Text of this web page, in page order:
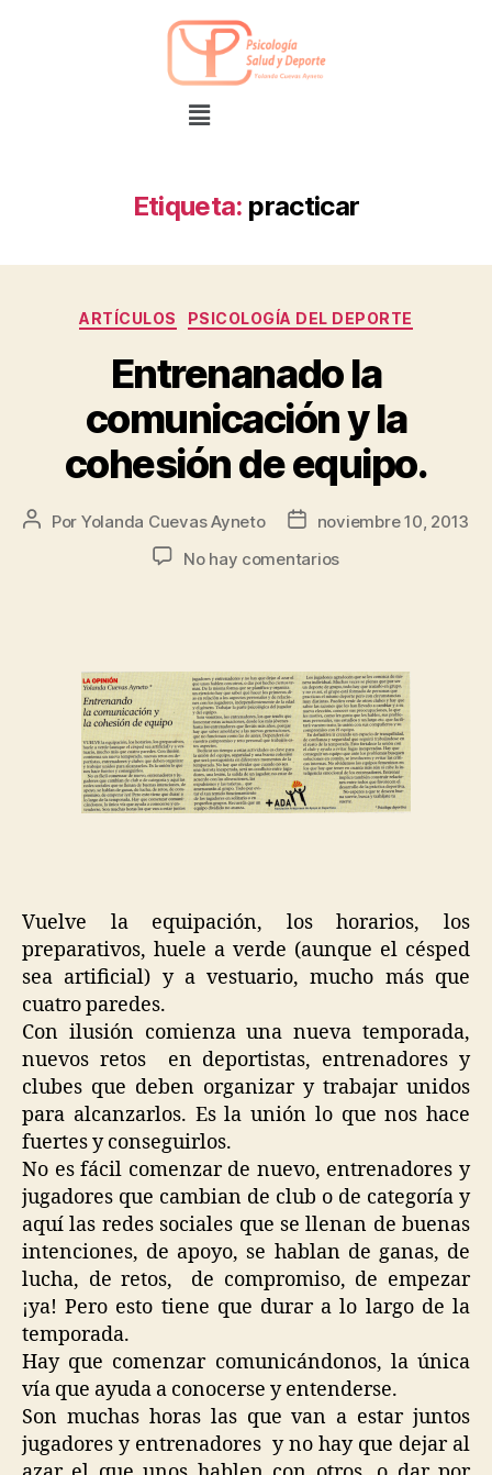
Etiqueta: practicar
ARTÍCULOS PSICOLOGÍA DEL DEPORTE
Entrenanado la
comunicación y la
cohesión de equipo.
Por Yolanda Cuevas Ayneto
noviembre 10, 2013
No hay comentarios
Vuelve la equipación, los horarios, los
preparativos, huele a verde (aunque el césped
sea artificial) y a vestuario, mucho más que
cuatro paredes.
Con ilusión comienza una nueva temporada,
nuevos retos en deportistas, entrenadores y
clubes que deben organizar y trabajar unidos
para alcanzarlos. Es la unión lo que nos hace
fuertes y conseguirlos.
No es fácil comenzar de nuevo, entrenadores y
jugadores que cambian de club o de categoría y
aquí las redes sociales que se llenan de buenas
intenciones, de apoyo, se hablan de ganas, de
lucha, de retos, de compromiso, de empezar
¡ya! Pero esto tiene que durar a lo largo de la
temporada.
Hay que comenzar comunicándonos, la única
vía que ayuda a conocerse y entenderse.
Son muchas horas las que van a estar juntos
jugadores y entrenadores y no hay que dejar al